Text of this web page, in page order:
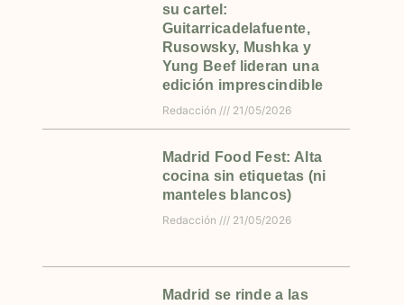
su cartel:
Guitarricadelafuente,
Rusowsky, Mushka y
Yung Beef lideran una
edición imprescindible
Redacción 21/05/2026
Madrid Food Fest: Alta
cocina sin etiquetas (ni
manteles blancos)
Redacción 21/05/2026
Madrid se rinde a las